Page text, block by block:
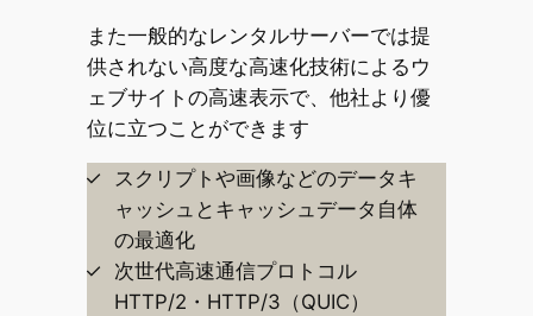
また一般的なレンタルサーバーでは提
供されない高度な高速化技術によるウ
ェブサイトの高速表示で、他社より優
位に立つことができます
スクリプトや画像などのデータキ
ャッシュとキャッシュデータ自体
の最適化
次世代高速通信プロトコル
HTTP/2・HTTP/3（QUIC）